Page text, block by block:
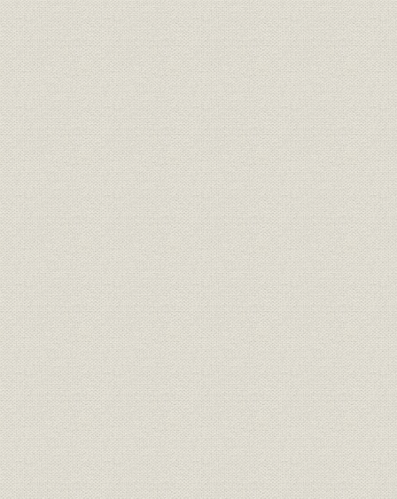
6) 艦艇建造隻数とトン数図表
7) 商船建造隻数とトン数図表
(2) 蒸気往復機関
1) 舶用蒸気往復機関(主機)製作実績
2) 舶用蒸気往復機関(主機)製作集計
(3) 蒸気タービン
1) 艦艇用蒸気タービン(主機)製作実績
2) 商船用蒸気タービン(主機)製作実績
3) 舶用蒸気タービン(主機)製作集計
4) 舶用蒸気タービン(主機)製作図表
(4) ディーゼル機関
1) 艦艇用ディーゼル機関製作実績
2) 商船・陸上用ディーゼル機関製作実績
3) ディーゼル機関製作集計